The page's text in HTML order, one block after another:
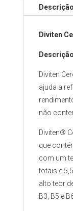
Descrição
Diviten
Diviten
ajuda a
não
Diviten®
que
com um
totais e
alto teor
B3, B5 e